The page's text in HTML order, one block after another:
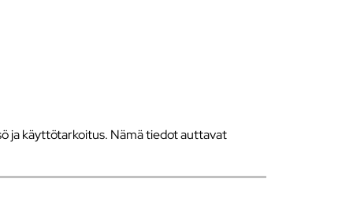
ja käyttötarkoitus. Nämä tiedot auttavat